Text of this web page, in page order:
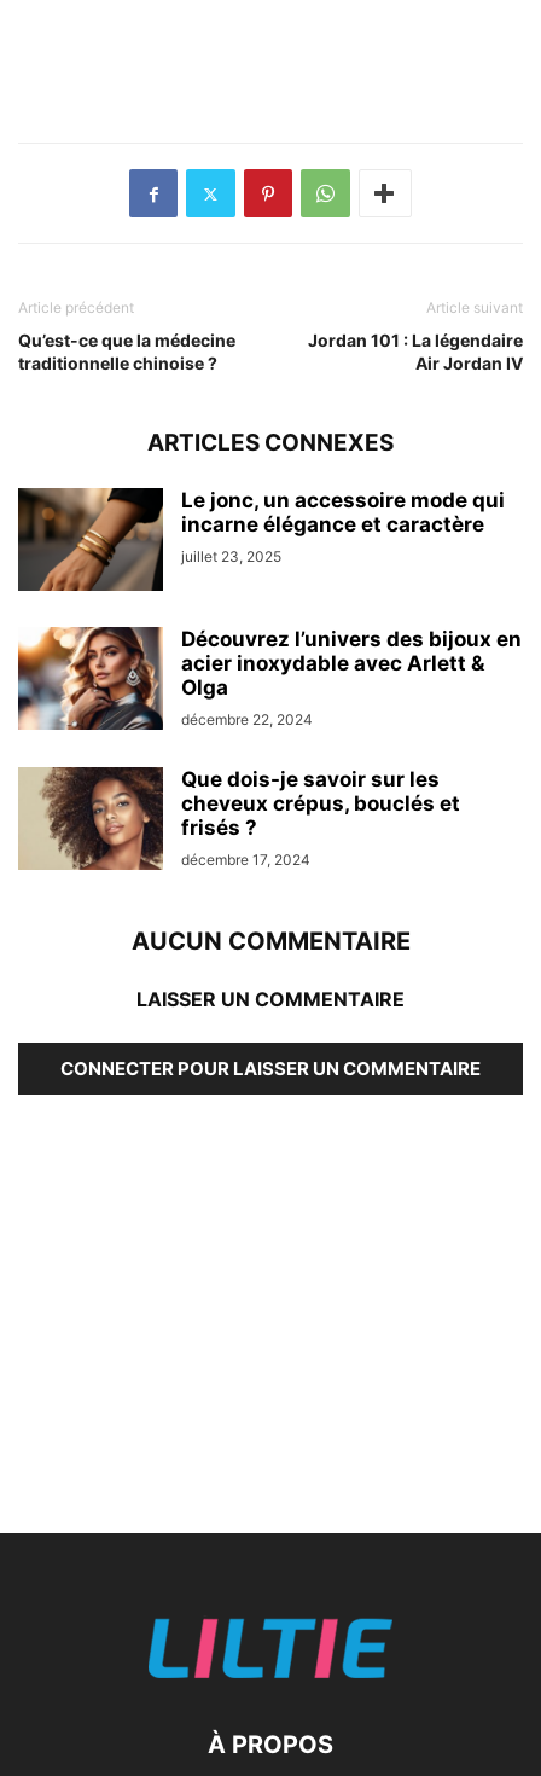
Article précédent
Qu’est-ce que la médecine
traditionnelle chinoise ?
Article suivant
Jordan 101 : La légendaire
Air Jordan IV
ARTICLES CONNEXES
Le jonc, un accessoire mode qui
incarne élégance et caractère
juillet 23, 2025
Découvrez l’univers des bijoux en
acier inoxydable avec Arlett &
Olga
décembre 22, 2024
Que dois-je savoir sur les
cheveux crépus, bouclés et
frisés ?
décembre 17, 2024
AUCUN COMMENTAIRE
LAISSER UN COMMENTAIRE
CONNECTER POUR LAISSER UN COMMENTAIRE
À PROPOS